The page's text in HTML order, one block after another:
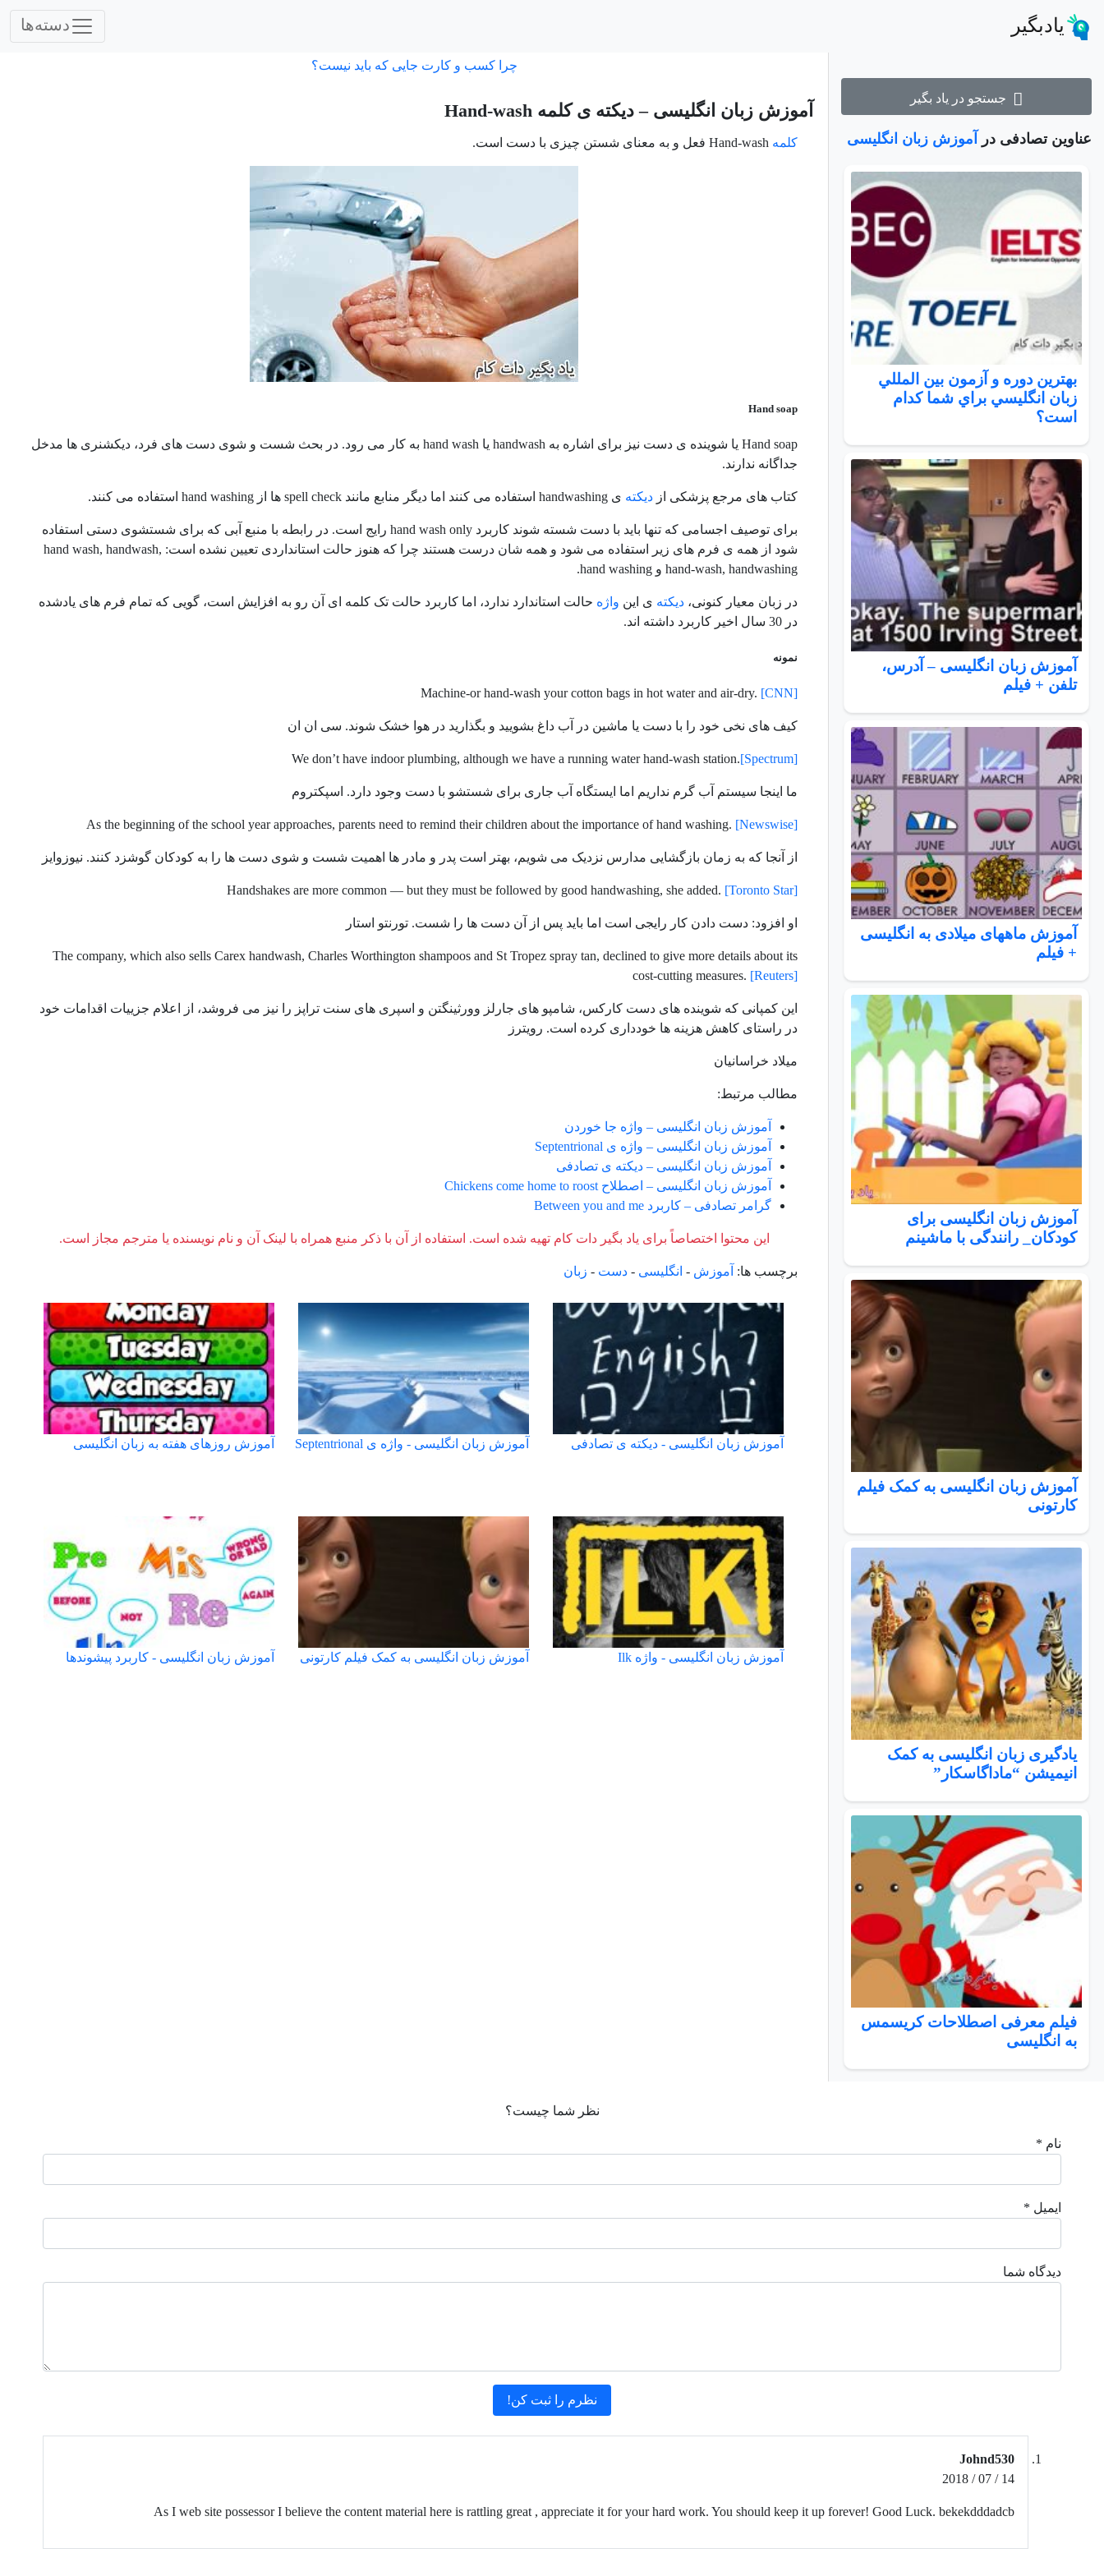
یادبگیر دسته‌ها
جستجو در یاد بگیر
عناوین تصادفی در آموزش زبان انگلیسی
بهترين دوره و آزمون بين المللي
زبان انگليسي براي شما كدام
است؟
آموزش زبان انگلیسی – آدرس،
تلفن + فیلم
آموزش ماههای میلادی به انگلیسی
+ فیلم
آموزش زبان انگلیسی برای
کودکان_ رانندگی با ماشینم
آموزش زبان انگلیسی به کمک فیلم
کارتونی
یادگیری زبان انگلیسی به کمک
انیمیشن “ماداگاسکار”
فیلم معرفی اصطلاحات کریسمس
به انگلیسی
چرا کسب و کارت جایی که باید نیست؟
آموزش زبان انگلیسی – دیکته ی کلمه Hand-wash
کلمه
Hand soap
Hand soap یا شوینده ی دست نیز برای اشاره به handwash یا hand wash به کار می رود. در بحث شست و شوی دست های فرد، دیکشنری ها مدخل
جداگانه ندارند.
کتاب های مرجع پزشکی از دیکته ی handwashing استفاده می کنند اما دیگر منابع مانند spell check ها از hand washing استفاده می کنند.
برای توصیف اجسامی که تنها باید با دست شسته شوند کاربرد hand wash only رایج است. در رابطه با منبع آبی که برای شستشوی دستی استفاده
شود از همه ی فرم های زیر استفاده می شود و همه شان درست هستند چرا که هنوز حالت استانداردی تعیین نشده است: hand wash, handwash,
hand-wash, handwashing و hand washing.
در زبان معیار کنونی، دیکته ی این واژه حالت استاندارد ندارد، اما کاربرد حالت تک کلمه ای آن رو به افزایش است، گویی که تمام فرم های یادشده
در 30 سال اخیر کاربرد داشته اند.
نمونه
Machine-or hand-wash your cotton bags in hot water and air-dry. [CNN]
کیف های نخی خود را با دست یا ماشین در آب داغ بشویید و بگذارید در هوا خشک شوند. سی ان ان
We don’t have indoor plumbing, although we have a running water hand-wash station.[Spectrum]
ما اینجا سیستم آب گرم نداریم اما ایستگاه آب جاری برای شستشو با دست وجود دارد. اسپکتروم
As the beginning of the school year approaches, parents need to remind their children about the importance of hand washing. [Newswise]
از آنجا که به زمان بازگشایی مدارس نزدیک می شویم، بهتر است پدر و مادر ها اهمیت شست و شوی دست ها را به کودکان گوشزد کنند. نیوزوایز
Handshakes are more common — but they must be followed by good handwashing, she added. [Toronto Star]
او افزود: دست دادن کار رایجی است اما باید پس از آن دست ها را شست. تورنتو استار
The company, which also sells Carex handwash, Charles Worthington shampoos and St Tropez spray tan, declined to give more details about its
cost-cutting measures. [Reuters]
این کمپانی که شوینده های دست کارکس، شامپو های جارلز وورثینگتن و اسپری های سنت تراپز را نیز می فروشد، از اعلام جزییات اقدامات خود
در راستای کاهش هزینه ها خودداری کرده است. رویترز
میلاد خراسانیان
مطالب مرتبط:
آموزش زبان انگلیسی – واژه جا خوردن
آموزش زبان انگلیسی – واژه ی Septentrional
آموزش زبان انگلیسی – دیکته ی تصادفی
آموزش زبان انگلیسی – اصطلاح Chickens come home to roost
گرامر تصادفی – کاربرد Between you and me
این محتوا اختصاصاً برای یاد بگیر دات کام تهیه شده است. استفاده از آن با ذکر منبع همراه با لینک آن و نام نویسنده یا مترجم مجاز است.
برچسب ها: آموزش - انگلیسی - دست - زبان
آموزش زبان انگلیسی - دیکته ی تصادفی آموزش زبان انگلیسی - واژه ی Septentrional آموزش روزهای هفته به زبان انگلیسی
آموزش زبان انگلیسی - واژه Ilk آموزش زبان انگلیسی به کمک فیلم کارتونی آموزش زبان انگلیسی - کاربرد پیشوندها
نظر شما چیست؟
نام *
ایمیل *
دیدگاه شما
Johnd530
14 / 07 / 2018
As I web site possessor I believe the content material here is rattling great , appreciate it for your hard work. You should keep it up forever! Good Luck. bekekdddadcb